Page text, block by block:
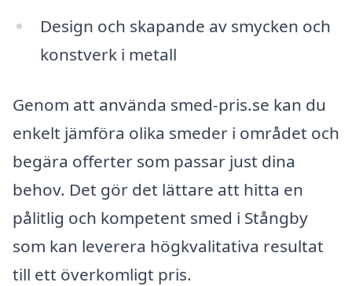
Design och skapande av smycken och
konstverk i metall
Genom att använda smed-pris.se kan du
enkelt jämföra olika smeder i området och
begära offerter som passar just dina
behov. Det gör det lättare att hitta en
pålitlig och kompetent smed i Stångby
som kan leverera högkvalitativa resultat
till ett överkomligt pris.